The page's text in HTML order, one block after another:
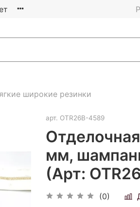
широкие резинки
арт. OTR26B-4589
мм,
(Арт:
(0)